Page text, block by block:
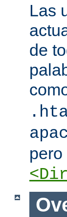
Las
de